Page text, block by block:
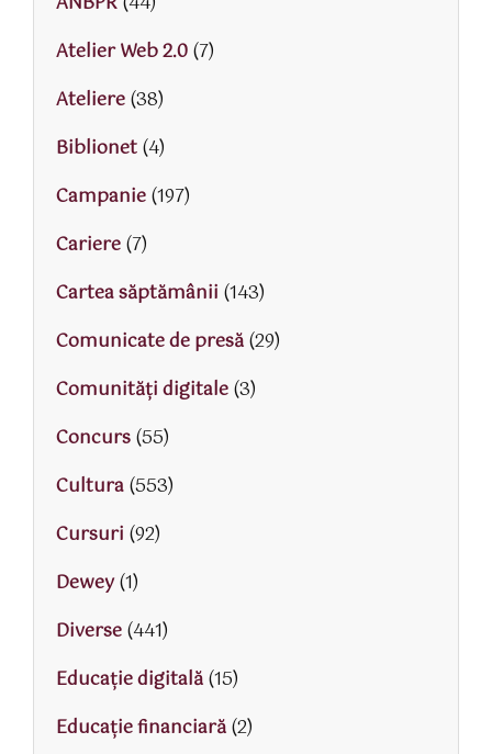
Atelier Web 2.0(7)
Ateliere(38)
Biblionet(4)
Campanie(197)
Cariere(7)
Cartea săptămânii (143)
Comunicate de presă(29)
Comunități digitale(3)
Concurs(55)
Cultura(553)
Cursuri (92)
Dewey(1)
Diverse(441)
Educaţie digitală(15)
Educaţie financiară(2)